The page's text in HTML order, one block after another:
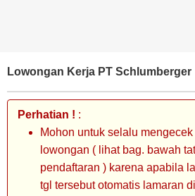
Lowongan Kerja PT Schlumberger
Perhatian ! :
Mohon untuk selalu mengecek
lowongan ( lihat bag. bawah
pendaftaran ) karena apabila
tgl tersebut otomatis lamaran